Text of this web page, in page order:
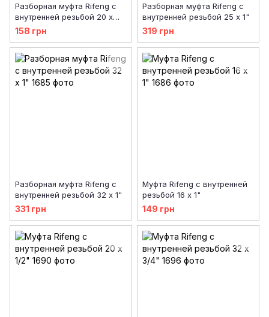
Разборная муфта Rifeng с
внутренней резьбой 20 х
1/2"
158 грн
Разборная муфта Rifeng с
внутренней резьбой 25 х 1"
319 грн
Разборная муфта Rifeng с
внутренней резьбой 32 х 1"
331 грн
Муфта Rifeng с внутренней
резьбой 16 х 1"
149 грн